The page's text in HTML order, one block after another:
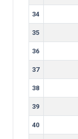
34
35
36
37
38
39
40